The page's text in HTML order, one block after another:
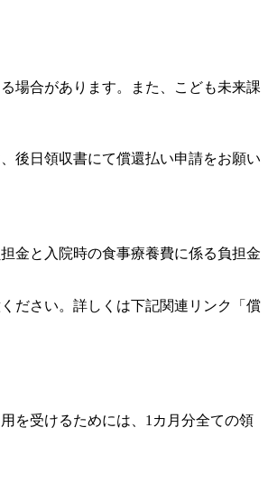
場合があります。また、こども未来課
後日領収書にて償還払い申請をお願い
金と入院時の食事療養費に係る負担金
ださい。詳しくは下記関連リンク「償
を受けるためには、1カ月分全ての領